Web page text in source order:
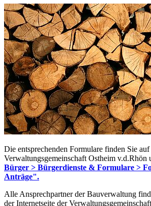
Die entsprechenden Formulare finden Sie
Verwaltungsgemeinschaft Ostheim v.d.Rhön
Bürger > Bürgerdienste & Formulare >
Anträge".
Alle Ansprechpartner der Bauverwaltung
der Internetseite der